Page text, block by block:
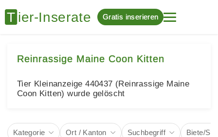
Gratis inserieren
Reinrassige Maine Coon Kitten
Tier Kleinanzeige 440437 (Reinrassige Maine
Coon Kitten) wurde gelöscht
Kategorie Ort / Kanton Suchbegriff Biete/